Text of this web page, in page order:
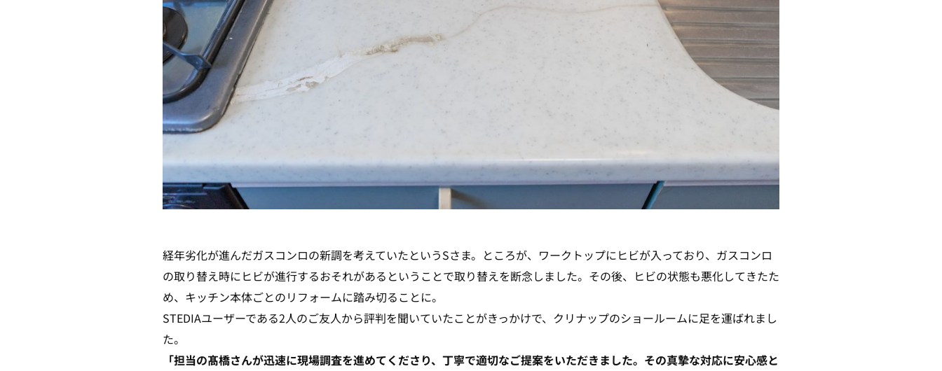
経年劣化が進んだガスコンロの新調を考えていたというSさま。ところが、ワークトップにヒビが入っており、ガスコンロ
の取り替え時にヒビが進行するおそれがあるということで取り替えを断念しました。その後、ヒビの状態も悪化してきたた
め、キッチン本体ごとのリフォームに踏み切ることに。
STEDIAユーザーである2人のご友人から評判を聞いていたことがきっかけで、クリナップのショールームに足を運ばれまし
た。
「担当の髙橋さんが迅速に現場調査を進めてくださり、丁寧で適切なご提案をいただきました。その真摯な対応に安心感と